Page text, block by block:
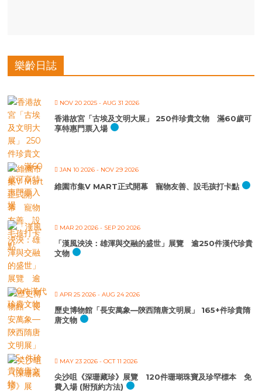
樂齡日誌
NOV 20 2025 - AUG 31 2026
香港故宮「古埃及文明大展」 250件珍貴文物 滿60歲可
享特惠門票入場
JAN 10 2026 - NOV 29 2026
維園市集V MART正式開幕 寵物友善、設毛孩打卡點
MAR 20 2026 - SEP 20 2026
「漢風泱泱：雄渾與交融的盛世」展覽 逾250件漢代珍貴
文物
APR 25 2026 - AUG 24 2026
歷史博物館「長安萬象—陝西隋唐文明展」 165+件珍貴隋
唐文物
MAY 23 2026 - OCT 11 2026
尖沙咀《深珊藏珍》展覽 120件珊瑚珠寶及珍罕標本 免
費入場 (附預約方法)